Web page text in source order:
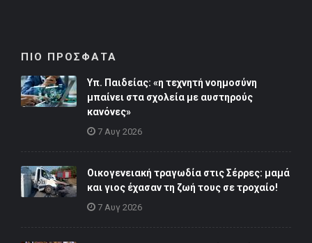
ΠΙΟ ΠΡΟΣΦΑΤΑ
Υπ. Παιδείας: «η τεχνητή νοημοσύνη
μπαίνει στα σχολεία με αυστηρούς
κανόνες»
7 Αυγ 2026
Οικογενειακή τραγωδία στις Σέρρες: μαμά
και γιος έχασαν τη ζωή τους σε τροχαίο!
7 Αυγ 2026